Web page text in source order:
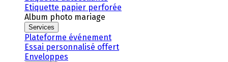
Etiquette papier perforée
Album photo mariage
Services
Plateforme événement
Essai personnalisé offert
Enveloppes